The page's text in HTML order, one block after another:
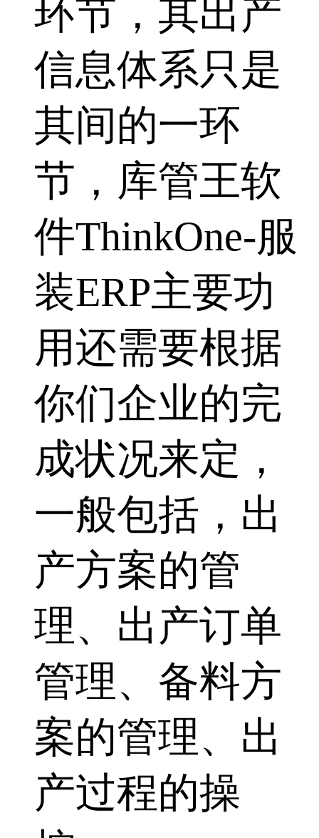
环节，其出产
信息体系只是
其间的一环
节，库管王软
件ThinkOne-服
装ERP主要功
用还需要根据
你们企业的完
成状况来定，
一般包括，出
产方案的管
理、出产订单
管理、备料方
案的管理、出
产过程的操